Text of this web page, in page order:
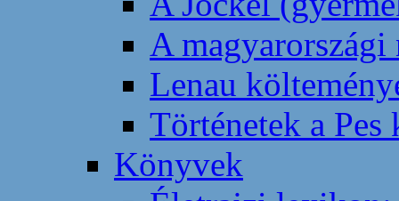
A
Lenau
Történetek a
Könyvek